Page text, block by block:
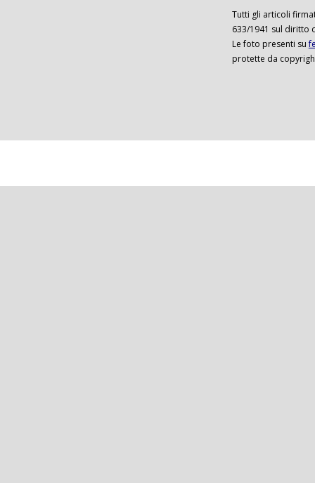
Tutti gli articoli
633/1941 sul diritto
Le foto presenti su
protette da